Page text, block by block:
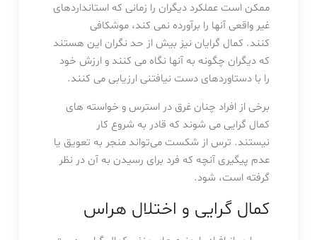
ممکن است عملکرد دیگران را زمانی که استانداردهای
غیر واقعی آنها را برآورده نمی کند، موشکافی
کنند. کمال گرایان نیز بیش از حد نگران این هستند
که دیگران چگونه به آنها نگاه می کنند و ارزش خود
را با دستاوردهای دست نیافتنی ارزیابی می کنند.
برخی از افراد چنان غرق در استرس و خواسته های
کمال گرایی می شوند که قادر به شروع کار
نیستند. ترس از شکست می‌تواند منجر به تعویق یا
عدم پیگیری آنچه که فرد برای رسیدن به آن در نظر
گرفته است، شود.
کمال گرایی و اختلال هراس